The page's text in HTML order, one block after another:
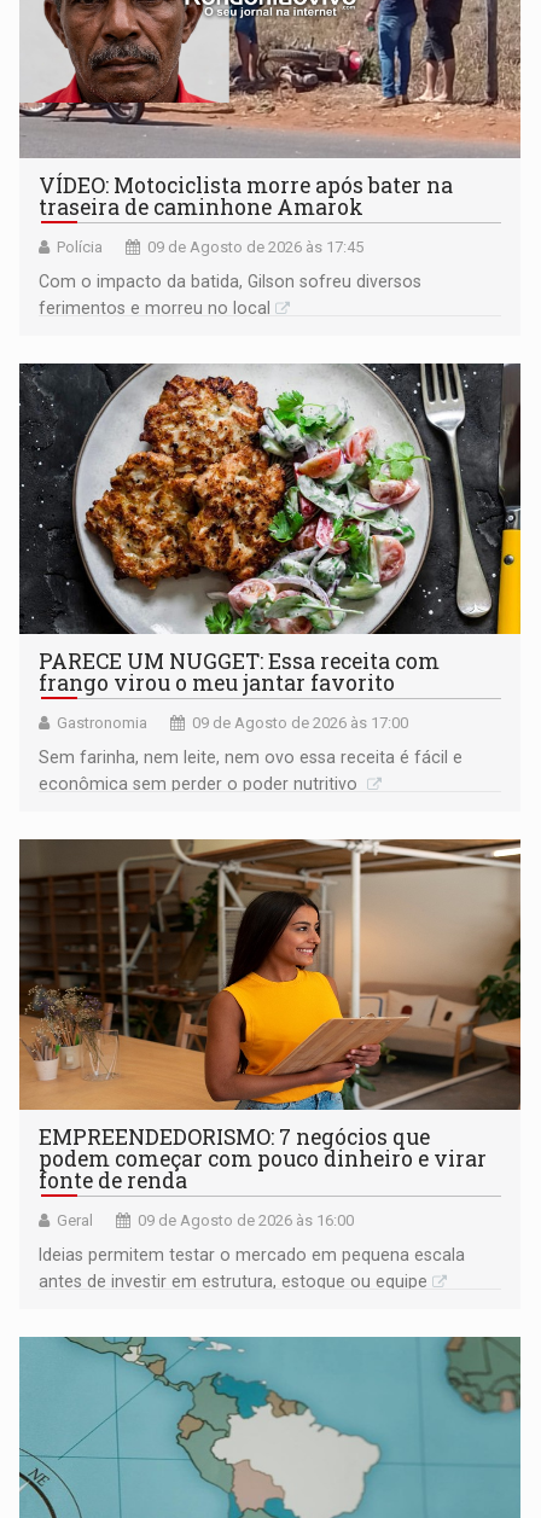
VÍDEO: Motociclista morre após bater na
traseira de caminhone Amarok
Polícia 09 de Agosto de 2026 às 17:45
​Com o impacto da batida, Gilson sofreu diversos
ferimentos e morreu no local
PARECE UM NUGGET: Essa receita com
frango virou o meu jantar favorito
Gastronomia 09 de Agosto de 2026 às 17:00
Sem farinha, nem leite, nem ovo essa receita é fácil e
econômica sem perder o poder nutritivo
EMPREENDEDORISMO: 7 negócios que
podem começar com pouco dinheiro e virar
fonte de renda
Geral 09 de Agosto de 2026 às 16:00
Ideias permitem testar o mercado em pequena escala
antes de investir em estrutura, estoque ou equipe